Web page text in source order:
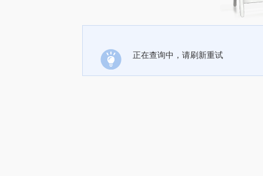
正在查询中，请刷新重试